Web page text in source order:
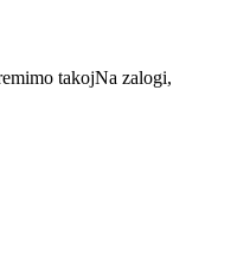
takojNa zalogi,